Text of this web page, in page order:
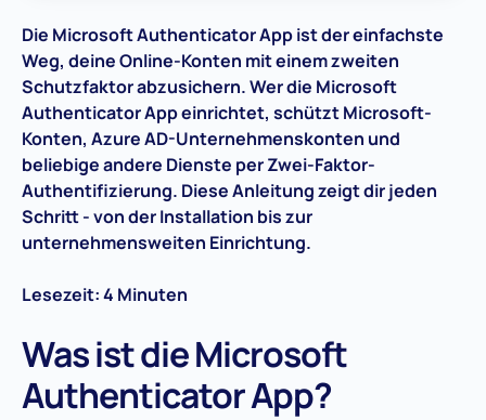
Die Microsoft Authenticator App ist der einfachste
Weg, deine Online-Konten mit einem zweiten
Schutzfaktor abzusichern. Wer die Microsoft
Authenticator App einrichtet, schützt Microsoft-
Konten, Azure AD-Unternehmenskonten und
beliebige andere Dienste per Zwei-Faktor-
Authentifizierung. Diese Anleitung zeigt dir jeden
Schritt - von der Installation bis zur
unternehmensweiten Einrichtung.
Lesezeit: 4 Minuten
Was ist die Microsoft
Authenticator App?